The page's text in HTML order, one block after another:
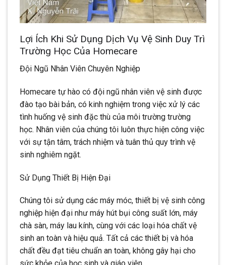
Lợi Ích Khi Sử Dụng Dịch Vụ Vệ Sinh Duy Trì
Trường Học Của Homecare
Đội Ngũ Nhân Viên Chuyên Nghiệp
Homecare tự hào có đội ngũ nhân viên vệ sinh được
đào tạo bài bản, có kinh nghiệm trong việc xử lý các
tình huống vệ sinh đặc thù của môi trường trường
học. Nhân viên của chúng tôi luôn thực hiện công việc
với sự tận tâm, trách nhiệm và tuân thủ quy trình vệ
sinh nghiêm ngặt.
Sử Dụng Thiết Bị Hiện Đại
Chúng tôi sử dụng các máy móc, thiết bị vệ sinh công
nghiệp hiện đại như máy hút bụi công suất lớn, máy
chà sàn, máy lau kính, cùng với các loại hóa chất vệ
sinh an toàn và hiệu quả. Tất cả các thiết bị và hóa
chất đều đạt tiêu chuẩn an toàn, không gây hại cho